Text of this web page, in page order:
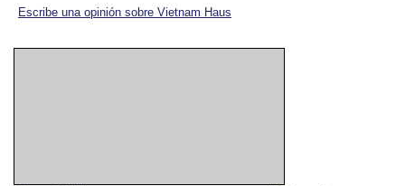
Escribe una opinión sobre Vietnam Haus